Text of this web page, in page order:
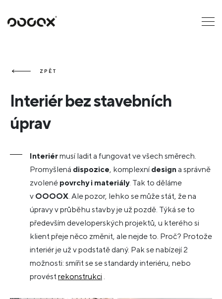
U
ČTI JAKO
ZPĚT
Interiér bez stavebních
úprav
Interiérmusí ladit a fungovat ve všech směrech.
Promyšlená dispozice, komplexní designa správně
zvolené povrchy i materiály. Tak to děláme
v OOOOX. Ale pozor, lehko se může stát, že na
úpravy v průběhu stavby je už pozdě. Týká se to
především developerských projektů, u kterého si
klient přeje něco změnit, ale nejde to. Proč? Protože
interiér je už v podstatě daný. Pak se nabízejí 2
možnosti: smířit se se standardy interiéru, nebo
provéstrekonstrukci .